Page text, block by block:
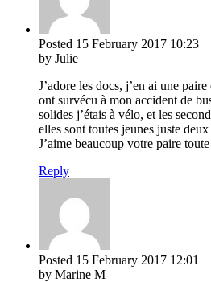
Posted 15 February 2017 10:23
by Julie
J’adore les docs, j’en ai une
ont survécu à mon accident de
solides j’étais à vélo, et les
elles sont toutes jeunes juste deux
J’aime beaucoup votre paire
Reply
Posted 15 February 2017 12:01
by Marine M